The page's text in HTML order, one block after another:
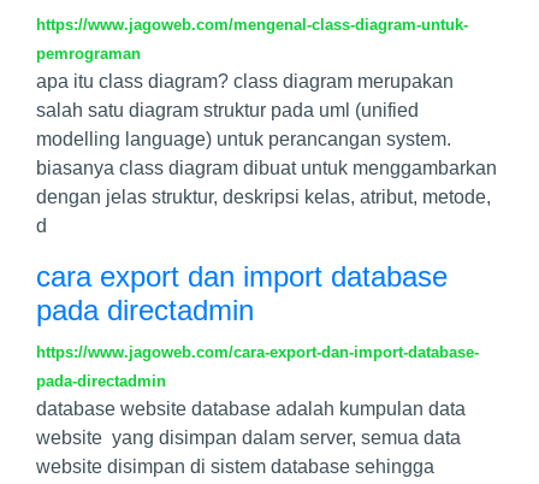
https://www.jagoweb.com/mengenal-class-diagram-untuk-
pemrograman
apa itu class diagram? class diagram merupakan
salah satu diagram struktur pada uml (unified
modelling language) untuk perancangan system.
biasanya class diagram dibuat untuk menggambarkan
dengan jelas struktur, deskripsi kelas, atribut, metode,
d
cara export dan import database
pada directadmin
https://www.jagoweb.com/cara-export-dan-import-database-
pada-directadmin
database website database adalah kumpulan data
website yang disimpan dalam server, semua data
website disimpan di sistem database sehingga